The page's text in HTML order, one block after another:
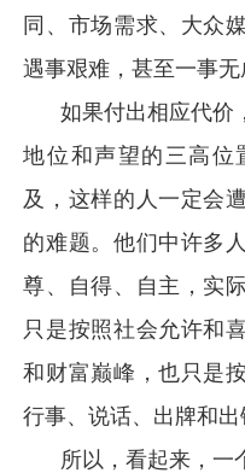
同、市场需求、大众
遇事艰难，甚至一事
如果付出相应代价
地位和声望的三高位
及，这样的人一定会
的难题。他们中许多
尊、自得、自主，实
只是按照社会允许和
和财富巅峰，也只是
行事、说话、出牌和出
所以，看起来，一